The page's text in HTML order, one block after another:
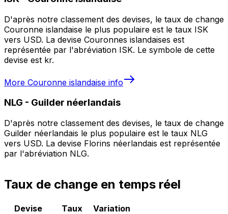
D'après notre classement des devises, le taux de change
Couronne islandaise le plus populaire est le taux ISK
vers USD. La devise Couronnes islandaises est
représentée par l'abréviation ISK. Le symbole de cette
devise est kr.
More Couronne islandaise info
NLG - Guilder néerlandais
D'après notre classement des devises, le taux de change
Guilder néerlandais le plus populaire est le taux NLG
vers USD. La devise Florins néerlandais est représentée
par l'abréviation NLG.
Taux de change en temps réel
Devise Taux
Variation